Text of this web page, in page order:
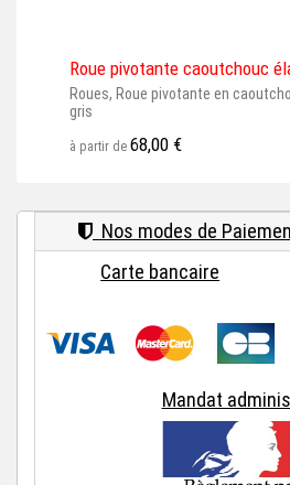
Roue pivotante caoutchouc
Roues, Roue pivotante en
gris
à partir de 68,00 €
Nos modes de
Carte bancaire
Mandat